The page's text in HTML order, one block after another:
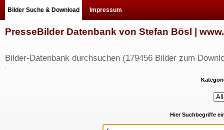
Bilder Suche & Download Impressum
PresseBilder Datenbank von Stefan Bösl |
Bilder-Datenbank durchsuchen (179456 Bilder zum
Hier Suchbegriffe